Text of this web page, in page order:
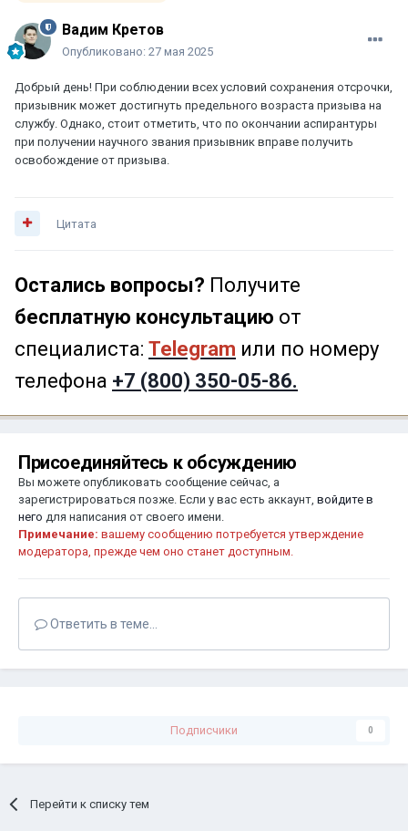
Вадим Кретов
Опубликовано: 27 мая 2025
Добрый день! При соблюдении всех условий сохранения отсрочки,
призывник может достигнуть предельного возраста призыва на
службу. Однако, стоит отметить, что по окончании аспирантуры
при получении научного звания призывник вправе получить
освобождение от призыва.
Цитата
Остались вопросы? Получите
бесплатную консультацию от
специалиста: Telegram или по номеру
телефона +7 (800) 350-05-86.
Присоединяйтесь к обсуждению
Вы можете опубликовать сообщение сейчас, а
зарегистрироваться позже. Если у вас есть аккаунт, войдите в
него для написания от своего имени.
Примечание: вашему сообщению потребуется утверждение
модератора, прежде чем оно станет доступным.
Ответить в теме...
Подписчики 0
Перейти к списку тем